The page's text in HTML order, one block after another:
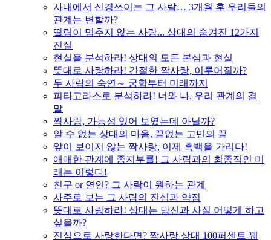
사내에서 신경쓰이는 그 사람… 3개월 후 우리들의
관계는 변할까?
떨림이 멈추지 않는 사랑... 상대의 숨겨진 12가지
진실
현실을 분석하라! 상대의 모든 본심과 현실
뜻대로 사랑하라! 간절한 짝사랑, 이루어질까?
두 사람의 숙연～ 궁합부터 미래까지
피타고라스로 분석하라! 너와 나, 우리 관계의 결
말
짝사랑, 가능성 있어 보였는데 아닐까?
알 수 없는 상대의 마음, 끝없는 고민의 끝
앞이 보이지 않는 짝사랑, 이제 흑백을 가리다!
애매한 관계에 종지부를! 그 사람과의 최종적인 미
래는 이렇다!
친구 or 연인? 그 사람이 원하는 관계
사주로 보는 그 사람의 진심과 약점
뜻대로 사랑하라! 상대는 당신과 사실 어떻게 하고
싶을까?
진심으로 사랑한다면? 짝사랑 상대 100퍼센트 꿰